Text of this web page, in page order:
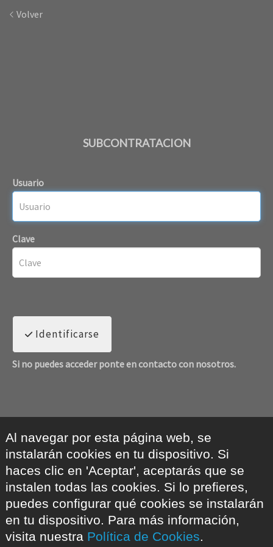
Volver
SUBCONTRATACION
Usuario
Clave
Identificarse
Si no puedes acceder ponte en contacto con nosotros.
Al navegar por esta página web, se
instalarán cookies en tu dispositivo. Si
haces clic en 'Aceptar', aceptarás que se
instalen todas las cookies. Si lo prefieres,
puedes configurar qué cookies se instalarán
en tu dispositivo. Para más información,
visita nuestra Política de Cookies.